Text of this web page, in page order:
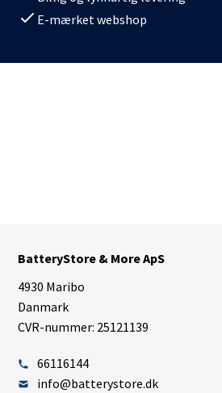
E-mærket webshop
BatteryStore & More ApS
4930 Maribo
Danmark
CVR-nummer: 25121139
66116144
info@batterystore.dk